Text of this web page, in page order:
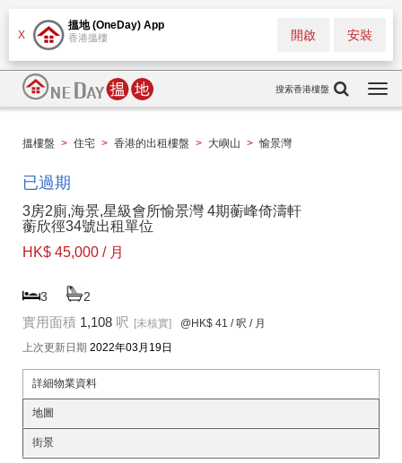
X
搵地 (OneDay) App
香港搵樓 安裝
開啟
搜索香港樓盤
搵樓盤 > 住宅 > 香港的出租樓盤 > 大嶼山 > 愉景灣
已過期
3房2廁,海景,星級會所愉景灣 4期蘅峰倚濤軒
蘅欣徑34號出租單位
HK$ 45,000 / 月
3 2
實用面積 1,108 呎 [未核實] @HK$ 41 / 呎 / 月
上次更新日期 2022年03月19日
詳細物業資料
地圖
街景